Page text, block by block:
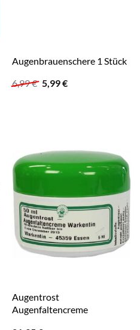
Augenbrauenschere 1 Stück
6,99€ Ursprünglicher
5,99€Aktueller
Augentrost
Augenfaltencreme